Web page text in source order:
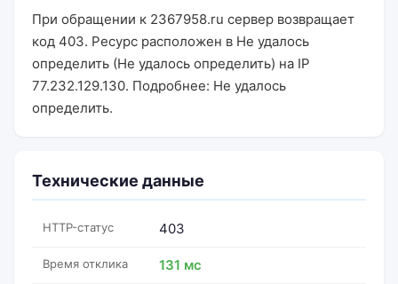
При обращении к 2367958.ru сервер возвращает
код 403. Ресурс расположен в Не удалось
определить (Не удалось определить) на IP
77.232.129.130. Подробнее: Не удалось
определить.
Технические данные
HTTP-статус 403
Время отклика 131 мс